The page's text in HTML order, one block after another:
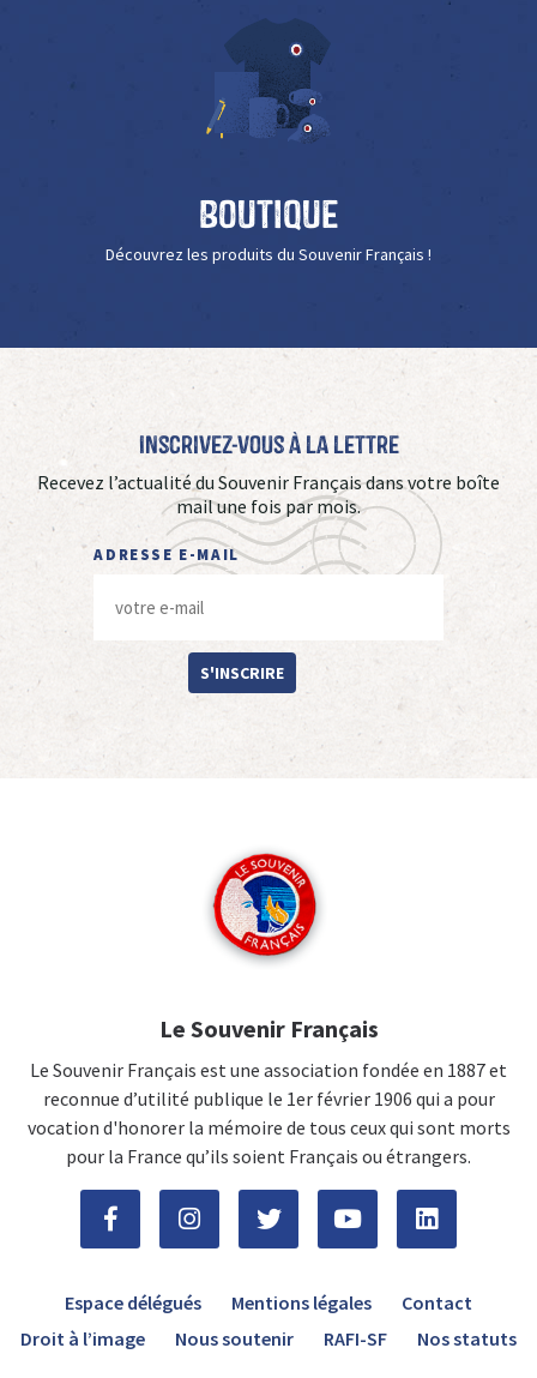
Boutique
Découvrez les produits du Souvenir Français !
Inscrivez-vous à La Lettre
Recevez l’actualité du Souvenir Français dans votre boîte
mail une fois par mois.
ADRESSE E-MAIL
S'INSCRIRE
Le Souvenir Français
Le Souvenir Français est une association fondée en 1887 et
reconnue d’utilité publique le 1er février 1906 qui a pour
vocation d'honorer la mémoire de tous ceux qui sont morts
pour la France qu’ils soient Français ou étrangers.
Espace délégués Mentions légales
Contact
Droit à l’image
Nous soutenir RAFI-SF Nos statuts